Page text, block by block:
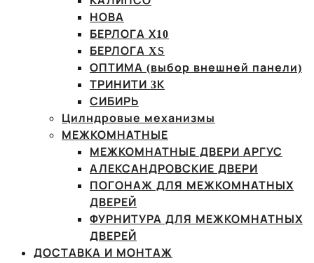
НОВА
БЕРЛОГА Х10
БЕРЛОГА XS
ОПТИМА (выбор внешней панели)
ТРИНИТИ 3К
СИБИРЬ
Цилндровые механизмы
МЕЖКОМНАТНЫЕ
МЕЖКОМНАТНЫЕ ДВЕРИ АРГУС
АЛЕКСАНДРОВСКИЕ ДВЕРИ
ПОГОНАЖ ДЛЯ МЕЖКОМНАТНЫХ
ДВЕРЕЙ
ФУРНИТУРА ДЛЯ МЕЖКОМНАТНЫХ
ДВЕРЕЙ
ДОСТАВКА И МОНТАЖ